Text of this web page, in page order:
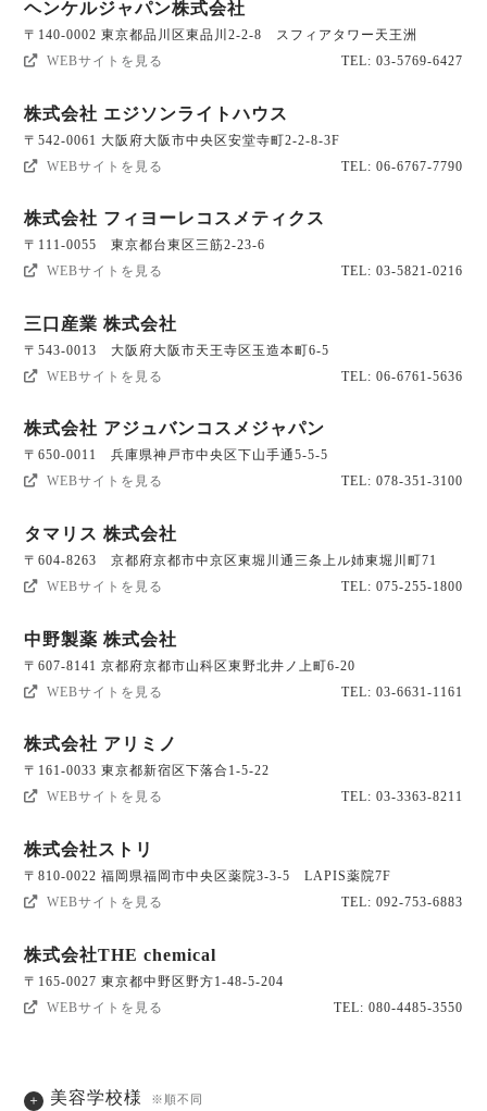
ヘンケルジャパン株式会社
〒140-0002 東京都品川区東品川2-2-8 スフィアタワー天王洲
WEBサイトを見る
TEL: 03-5769-6427
株式会社 エジソンライトハウス
〒542-0061 大阪府大阪市中央区安堂寺町2-2-8-3F
WEBサイトを見る
TEL: 06-6767-7790
株式会社 フィヨーレコスメティクス
〒111-0055 東京都台東区三筋2-23-6
WEBサイトを見る
TEL: 03-5821-0216
三口産業 株式会社
〒543-0013 大阪府大阪市天王寺区玉造本町6-5
WEBサイトを見る
TEL: 06-6761-5636
株式会社 アジュバンコスメジャパン
〒650-0011 兵庫県神戸市中央区下山手通5-5-5
WEBサイトを見る
TEL: 078-351-3100
タマリス 株式会社
〒604-8263 京都府京都市中京区東堀川通三条上ル姉東堀川町71
WEBサイトを見る
TEL: 075-255-1800
中野製薬 株式会社
〒607-8141 京都府京都市山科区東野北井ノ上町6-20
WEBサイトを見る
TEL: 03-6631-1161
株式会社 アリミノ
〒161-0033 東京都新宿区下落合1-5-22
WEBサイトを見る
TEL: 03-3363-8211
株式会社ストリ
〒810-0022 福岡県福岡市中央区薬院3-3-5 LAPIS薬院7F
WEBサイトを見る
TEL: 092-753-6883
株式会社THE chemical
〒165-0027 東京都中野区野方1-48-5-204
WEBサイトを見る
TEL: 080-4485-3550
美容学校様 ※順不同